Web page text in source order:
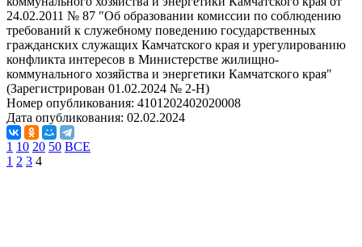
24.02.2011 № 87 "Об образовании комиссии по соблюдению
требований к служебному поведению государственных
гражданских служащих Камчатского края и урегулированию
конфликта интересов в Министерстве жилищно-
коммунального хозяйства и энергетики Камчатского края"
(Зарегистрирован 01.02.2024 № 2-Н)
Номер опубликования: 4101202402020008
Дата опубликования: 02.02.2024
1 10 20 50 ВСЕ
1 2 3 4